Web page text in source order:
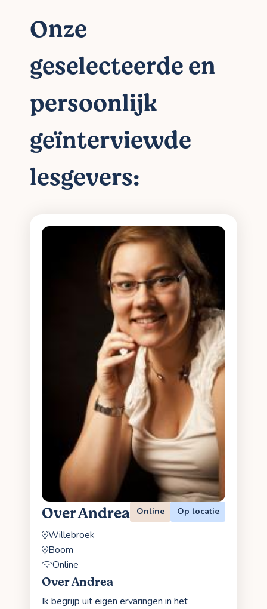
Onze
geselecteerde en
persoonlijk
geïnterviewde
lesgevers:
Over Andrea Online Op locatie
Willebroek
Boom
Online
Over Andrea
Ik begrijp uit eigen ervaringen in het